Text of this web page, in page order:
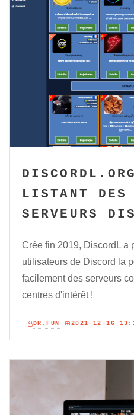
LISTANT
SERVEURS
Crée fin 2019, DiscordL a
utilisateurs de Discord la
facilement des serveurs
centres d'intérêt !
DR.FUN 2021-12-16